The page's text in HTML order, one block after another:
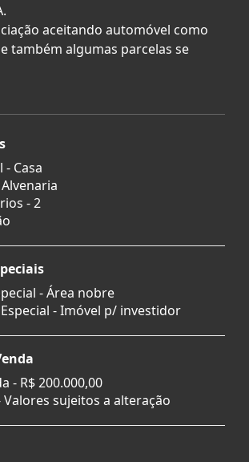
aceitando automóvel como
também algumas parcelas se
Casa
- 2
- Área nobre
- Imóvel p/ investidor
- R$ 200.000,00
Valores sujeitos a alteração